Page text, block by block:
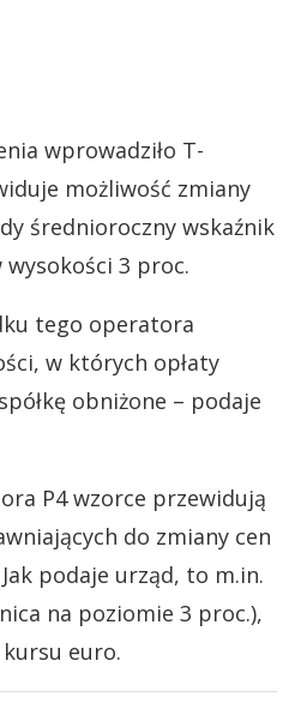
wprowadziło T-
możliwość zmiany
średnioroczny wskaźnik
3 proc.
tego operatora
w których opłaty
obniżone – podaje
P4 wzorce przewidują
do zmiany cen
podaje urząd, to m.in.
na poziomie 3 proc.),
euro.